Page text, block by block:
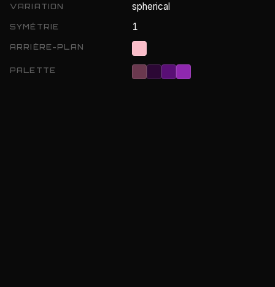
VARIATION spherical
SYMÉTRIE 1
ARRIÈRE-PLAN
PALETTE